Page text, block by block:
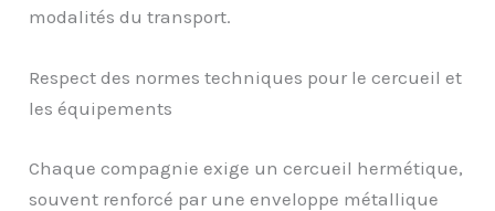
modalités du transport.
Respect des normes techniques pour le cercueil et
les équipements
Chaque compagnie exige un cercueil hermétique,
souvent renforcé par une enveloppe métallique